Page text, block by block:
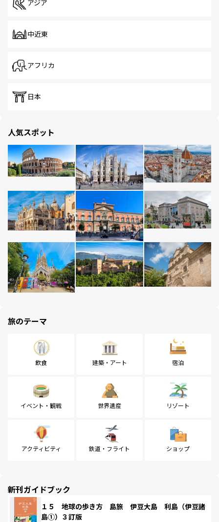
アジア
中近東
アフリカ
日本
人気スポット
旅のテーマ
飲食 建築・アート 宿泊
イベント・観戦 世界遺産 リゾート
アクティビティ 鉄道・フライト ショップ
新刊ガイドブック
１５ 地球の歩き方 島旅 伊豆大島 利島（伊豆諸
島①）３訂版